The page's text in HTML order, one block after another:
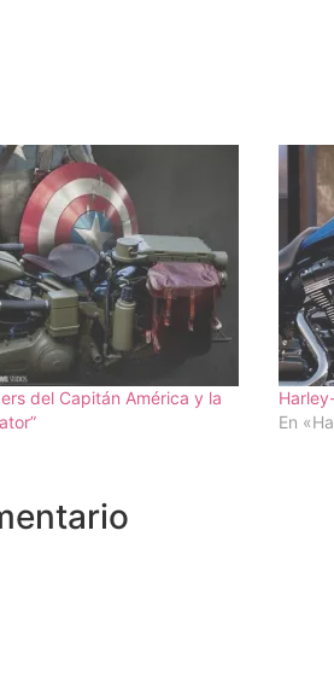
del Capitán América y la
En